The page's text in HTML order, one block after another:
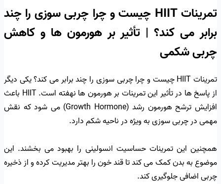
تمرینات HIIT چیست و چرا چربی سوزی را چند
برابر می کند؟ | تأثیر بر هورمون ها و کاهش
چربی شکمی
تمرینات HIIT چیست و چرا چربی سوزی را چند برابر می کند؟ یکی دیگر
از پاسخ ها در تأثیر این تمرینات بر هورمون ها نهفته است. HIIT باعث
افزایش ترشح هورمون رشد (Growth Hormone) می شود که نقش
مهمی در چربی سوزی به ویژه در ناحیه شکم دارد.
همچنین این تمرینات حساسیت انسولینی را بهبود می بخشند. این
موضوع به بدن کمک می کند تا قند خون را بهتر مدیریت کرده و از ذخیره
چربی اضافی جلوگیری کند.